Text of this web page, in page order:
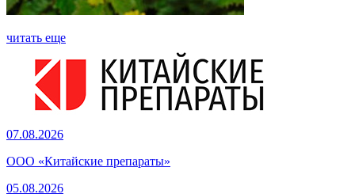
читать еще
07.08.2026
ООО «Китайские препараты»
05.08.2026